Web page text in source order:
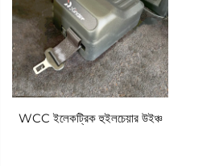
WCC ইলেকট্রিক হুইলচেয়ার উইঞ্চ